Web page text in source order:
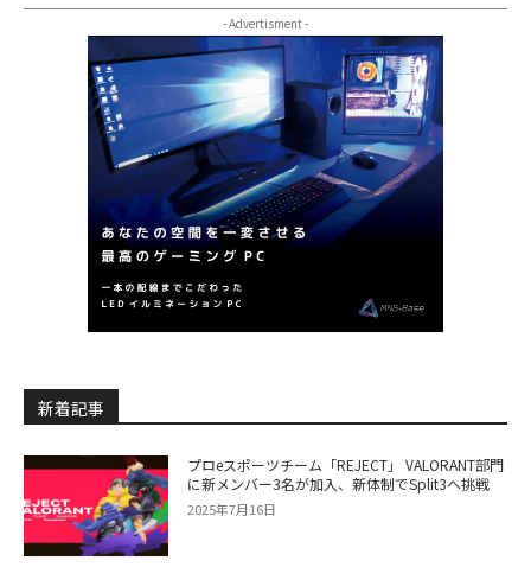
- Advertisment -
新着記事
プロeスポーツチーム「REJECT」 VALORANT部門
に新メンバー3名が加入、新体制でSplit3へ挑戦
2025年7月16日